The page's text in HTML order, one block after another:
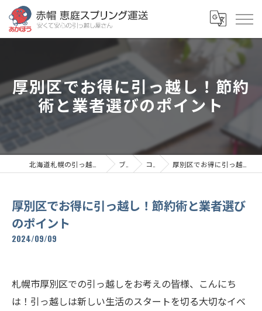
厚別区でお得に引っ越し！節約
術と業者選びのポイント
ブログ コラム 厚別区でお得に引っ越し！節約術と業者選びのポイント
厚別区でお得に引っ越し！節約術と業者選び
のポイント
2024/09/09
札幌市厚別区での引っ越しをお考えの皆様、こんにち
は！引っ越しは新しい生活のスタートを切る大切なイベ